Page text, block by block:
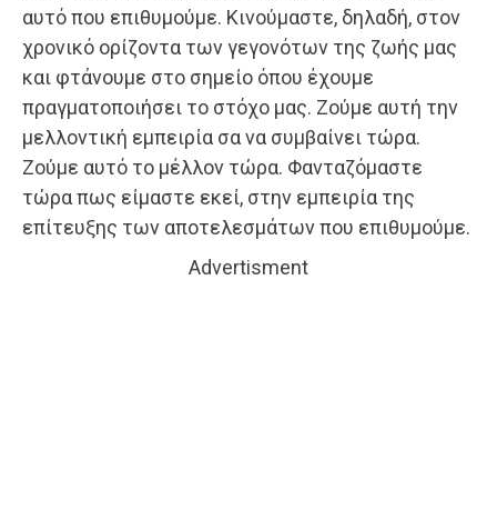
αυτό που επιθυμούμε. Κινούμαστε, δηλαδή, στον
χρονικό ορίζοντα των γεγονότων της ζωής μας
και φτάνουμε στο σημείο όπου έχουμε
πραγματοποιήσει το στόχο μας. Ζούμε αυτή την
μελλοντική εμπειρία σα να συμβαίνει τώρα.
Ζούμε αυτό το μέλλον τώρα. Φανταζόμαστε
τώρα πως είμαστε εκεί, στην εμπειρία της
επίτευξης των αποτελεσμάτων που επιθυμούμε.
Advertisment